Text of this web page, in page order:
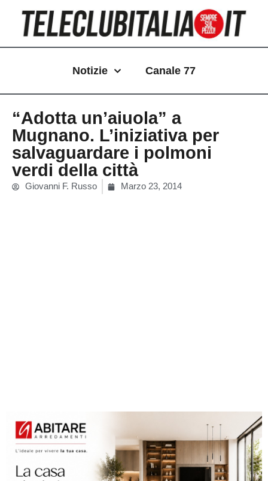
contenuto
Notizie Canale 77
“Adotta un’aiuola” a
Mugnano. L’iniziativa per
salvaguardare i polmoni
verdi della città
Giovanni F. Russo Marzo 23, 2014